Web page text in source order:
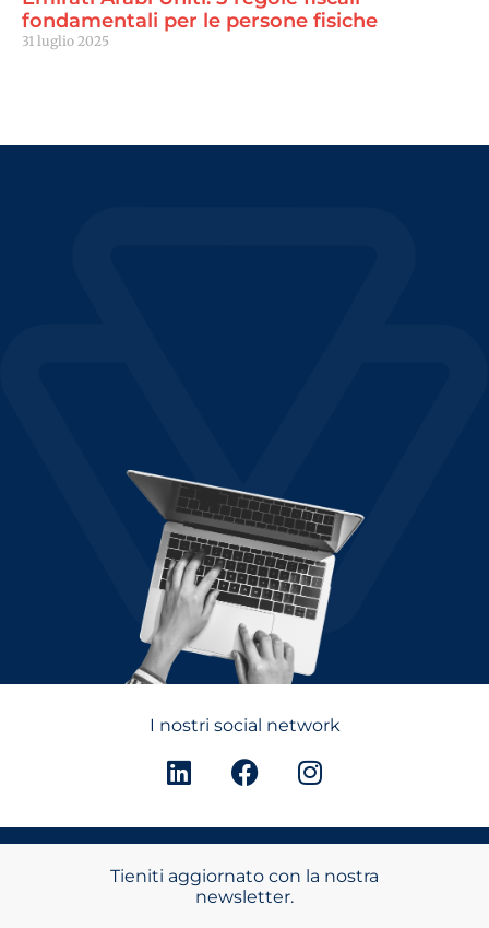
fondamentali per le persone fisiche
31 luglio 2025
I nostri social network
Tieniti aggiornato con la nostra
newsletter.